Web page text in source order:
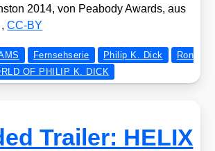
2014, von Pea­bo­dy Awards, aus
,CC-BY
Fernsehserie Philip K. Dick
Ron
OF PHILIP K. DICK
Trailer: HELIX